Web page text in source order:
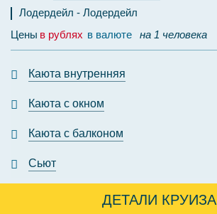
Лодердейл
Лодердейл
Цены в рублях в валюте на 1 человека
Каюта внутренняя
Каюта с окном
Каюта с балконом
Сьют
ДЕТАЛИ КРУИЗА